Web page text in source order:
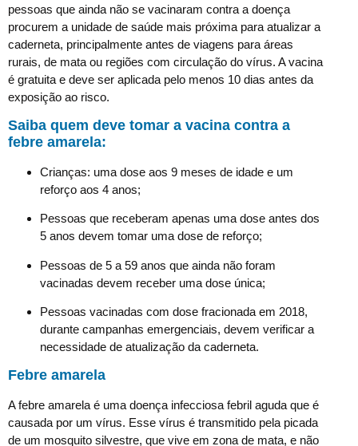
pessoas que ainda não se vacinaram contra a doença
procurem a unidade de saúde mais próxima para atualizar a
caderneta, principalmente antes de viagens para áreas
rurais, de mata ou regiões com circulação do vírus. A vacina
é gratuita e deve ser aplicada pelo menos 10 dias antes da
exposição ao risco.
Saiba quem deve tomar a vacina contra a
febre amarela:
Crianças: uma dose aos 9 meses de idade e um
reforço aos 4 anos;
Pessoas que receberam apenas uma dose antes dos
5 anos devem tomar uma dose de reforço;
Pessoas de 5 a 59 anos que ainda não foram
vacinadas devem receber uma dose única;
Pessoas vacinadas com dose fracionada em 2018,
durante campanhas emergenciais, devem verificar a
necessidade de atualização da caderneta.
Febre amarela
A febre amarela é uma doença infecciosa febril aguda que é
causada por um vírus. Esse vírus é transmitido pela picada
de um mosquito silvestre, que vive em zona de mata, e não